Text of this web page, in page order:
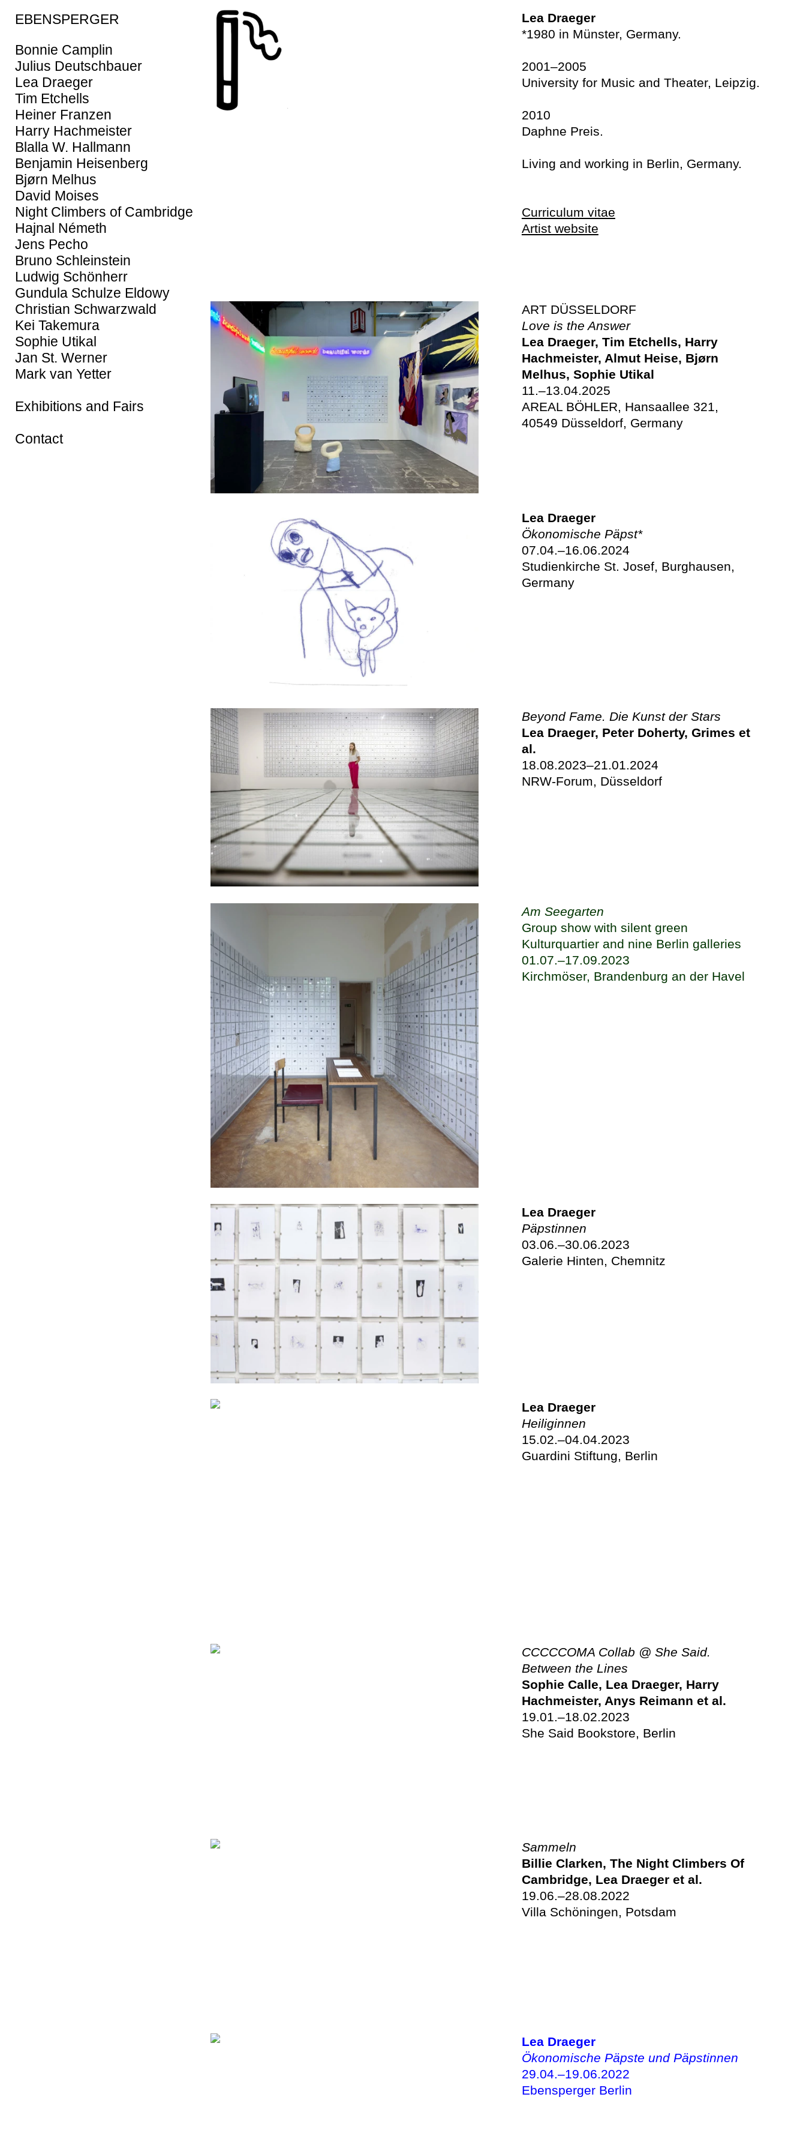
EBENSPERGER
Bonnie Camplin
Julius Deutschbauer
Lea Draeger
Tim Etchells
Heiner Franzen
Harry Hachmeister
Blalla W. Hallmann
Benjamin Heisenberg
Bjørn Melhus
David Moises
Night Climbers of Cambridge
Hajnal Németh
Jens Pecho
Bruno Schleinstein
Ludwig Schönherr
Gundula Schulze Eldowy
Christian Schwarzwald
Kei Takemura
Sophie Utikal
Jan St. Werner
Mark van Yetter
Exhibitions and Fairs
Contact
Lea Draeger
*1980 in Münster, Germany.
2001–2005
University for Music and Theater, Leipzig.
2010
Daphne Preis.
Living and working in Berlin, Germany.
Curriculum vitae
Artist website
ART DÜSSELDORF
Love is the Answer
Lea Draeger, Tim Etchells, Harry
Hachmeister, Almut Heise, Bjørn
Melhus, Sophie Utikal
11.–13.04.2025
AREAL BÖHLER, Hansaallee 321,
40549 Düsseldorf, Germany
Lea Draeger
Ökonomische Päpst*
07.04.–16.06.2024
Studienkirche St. Josef, Burghausen,
Germany
Beyond Fame. Die Kunst der Stars
Lea Draeger, Peter Doherty, Grimes et
al.
18.08.2023–21.01.2024
NRW-Forum, Düsseldorf
Am Seegarten
Group show with silent green
Kulturquartier and nine Berlin galleries
01.07.–17.09.2023
Kirchmöser, Brandenburg an der Havel
Lea Draeger
Päpstinnen
03.06.–30.06.2023
Galerie Hinten, Chemnitz
Lea Draeger
Heiliginnen
15.02.–04.04.2023
Guardini Stiftung, Berlin
CCCCCOMA Collab @ She Said.
Between the Lines
Sophie Calle, Lea Draeger, Harry
Hachmeister, Anys Reimann et al.
19.01.–18.02.2023
She Said Bookstore, Berlin
Sammeln
Billie Clarken, The Night Climbers Of
Cambridge, Lea Draeger et al.
19.06.–28.08.2022
Villa Schöningen, Potsdam
Lea Draeger
Ökonomische Päpste und Päpstinnen
29.04.–19.06.2022
Ebensperger Berlin